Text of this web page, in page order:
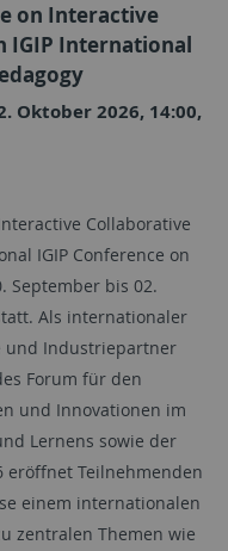
on Interactive
IGIP International
Oktober 2026, 14:00,
Collaborative
IGIP Conference on
September bis 02.
Als internationaler
und Industriepartner
Forum für den
und Innovationen im
Lernens sowie der
eröffnet Teilnehmenden
einem internationalen
zentralen Themen wie